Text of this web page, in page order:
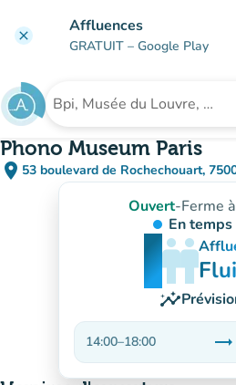
clear Affluences
GRATUIT – Google Play
Rechercher un établissement
Phono Museum Paris
place 53 boulevard de Rochechouart,
(ouvrir dans
(nouvel
Ouvert-Ferme
En
man
man
man
insights
14:00–18:00 trending_flat